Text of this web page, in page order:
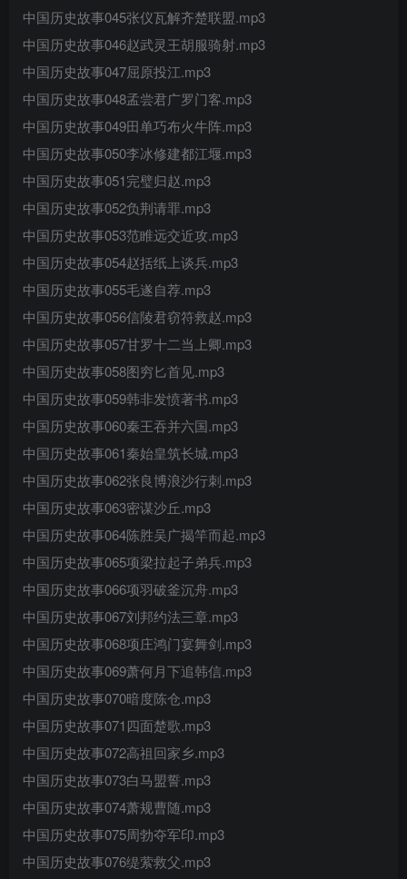
中国历史故事045张仪瓦解齐楚联盟.mp3
中国历史故事046赵武灵王胡服骑射.mp3
中国历史故事047屈原投江.mp3
中国历史故事048孟尝君广罗门客.mp3
中国历史故事049田单巧布火牛阵.mp3
中国历史故事050李冰修建都江堰.mp3
中国历史故事051完璧归赵.mp3
中国历史故事052负荆请罪.mp3
中国历史故事053范睢远交近攻.mp3
中国历史故事054赵括纸上谈兵.mp3
中国历史故事055毛遂自荐.mp3
中国历史故事056信陵君窃符救赵.mp3
中国历史故事057甘罗十二当上卿.mp3
中国历史故事058图穷匕首见.mp3
中国历史故事059韩非发愤著书.mp3
中国历史故事060秦王吞并六国.mp3
中国历史故事061秦始皇筑长城.mp3
中国历史故事062张良博浪沙行刺.mp3
中国历史故事063密谋沙丘.mp3
中国历史故事064陈胜吴广揭竿而起.mp3
中国历史故事065项梁拉起子弟兵.mp3
中国历史故事066项羽破釜沉舟.mp3
中国历史故事067刘邦约法三章.mp3
中国历史故事068项庄鸿门宴舞剑.mp3
中国历史故事069萧何月下追韩信.mp3
中国历史故事070暗度陈仓.mp3
中国历史故事071四面楚歌.mp3
中国历史故事072高祖回家乡.mp3
中国历史故事073白马盟誓.mp3
中国历史故事074萧规曹随.mp3
中国历史故事075周勃夺军印.mp3
中国历史故事076缇萦救父.mp3